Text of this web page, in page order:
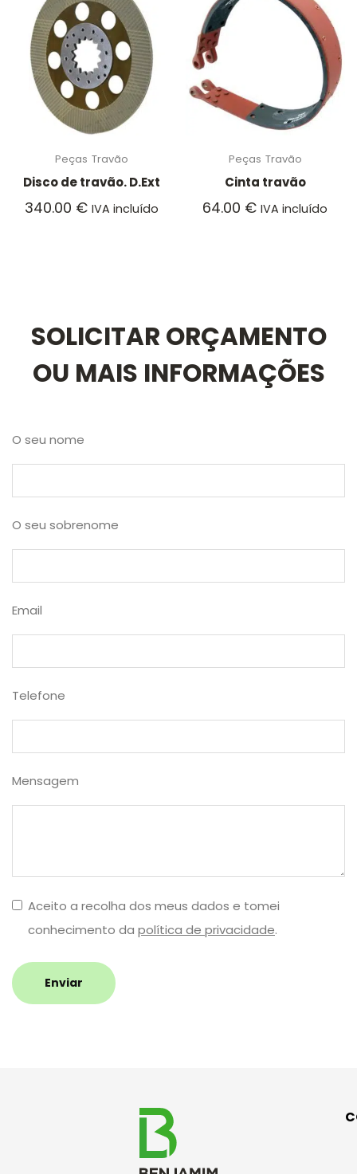
Peças Travão
Disco de travão. D.Ext
340.00 € IVA incluído
Peças Travão
Cinta travão
64.00 € IVA incluído
SOLICITAR ORÇAMENTO
OU MAIS INFORMAÇÕES
O seu nome
O seu sobrenome
Email
Telefone
Mensagem
Aceito a recolha dos meus dados e tomei
conhecimento da política de privacidade.
Enviar